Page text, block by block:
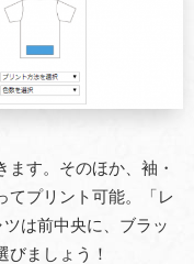
す。そのほか、袖・
てプリント可能。「レ
は前中央に、ブラッ
びましょう！